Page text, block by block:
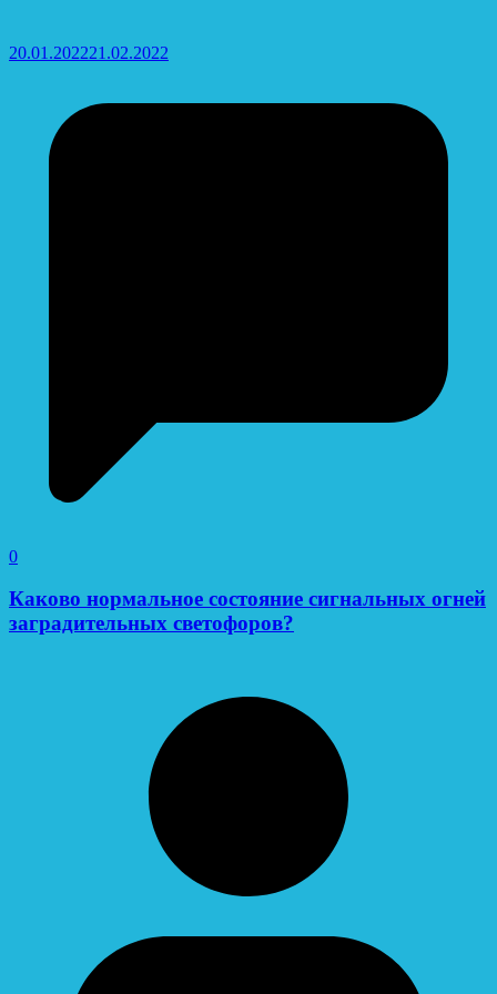
20.01.202221.02.2022
0
Каково нормальное состояние сигнальных огней
заградительных светофоров?